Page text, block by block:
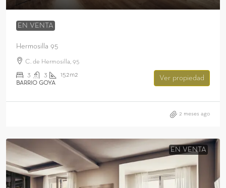
EN VENTA
Hermosilla 95
C. de Hermosilla, 95
3 3 152m2
BARRIO GOYA
Ver propiedad
2 meses ago
EN VENTA